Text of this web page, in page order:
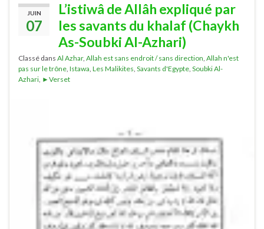
JUIN
07
L’istiwâ de Allâh expliqué par
les savants du khalaf (Chaykh
As-Soubki Al-Azhari)
Classé dans Al Azhar, Allah est sans endroit / sans direction, Allah n'est
pas sur le trône, Istawa, Les Malikites, Savants d'Egypte, Soubki Al-
Azhari, ►Verset